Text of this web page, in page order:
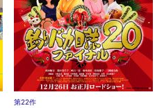
第22作